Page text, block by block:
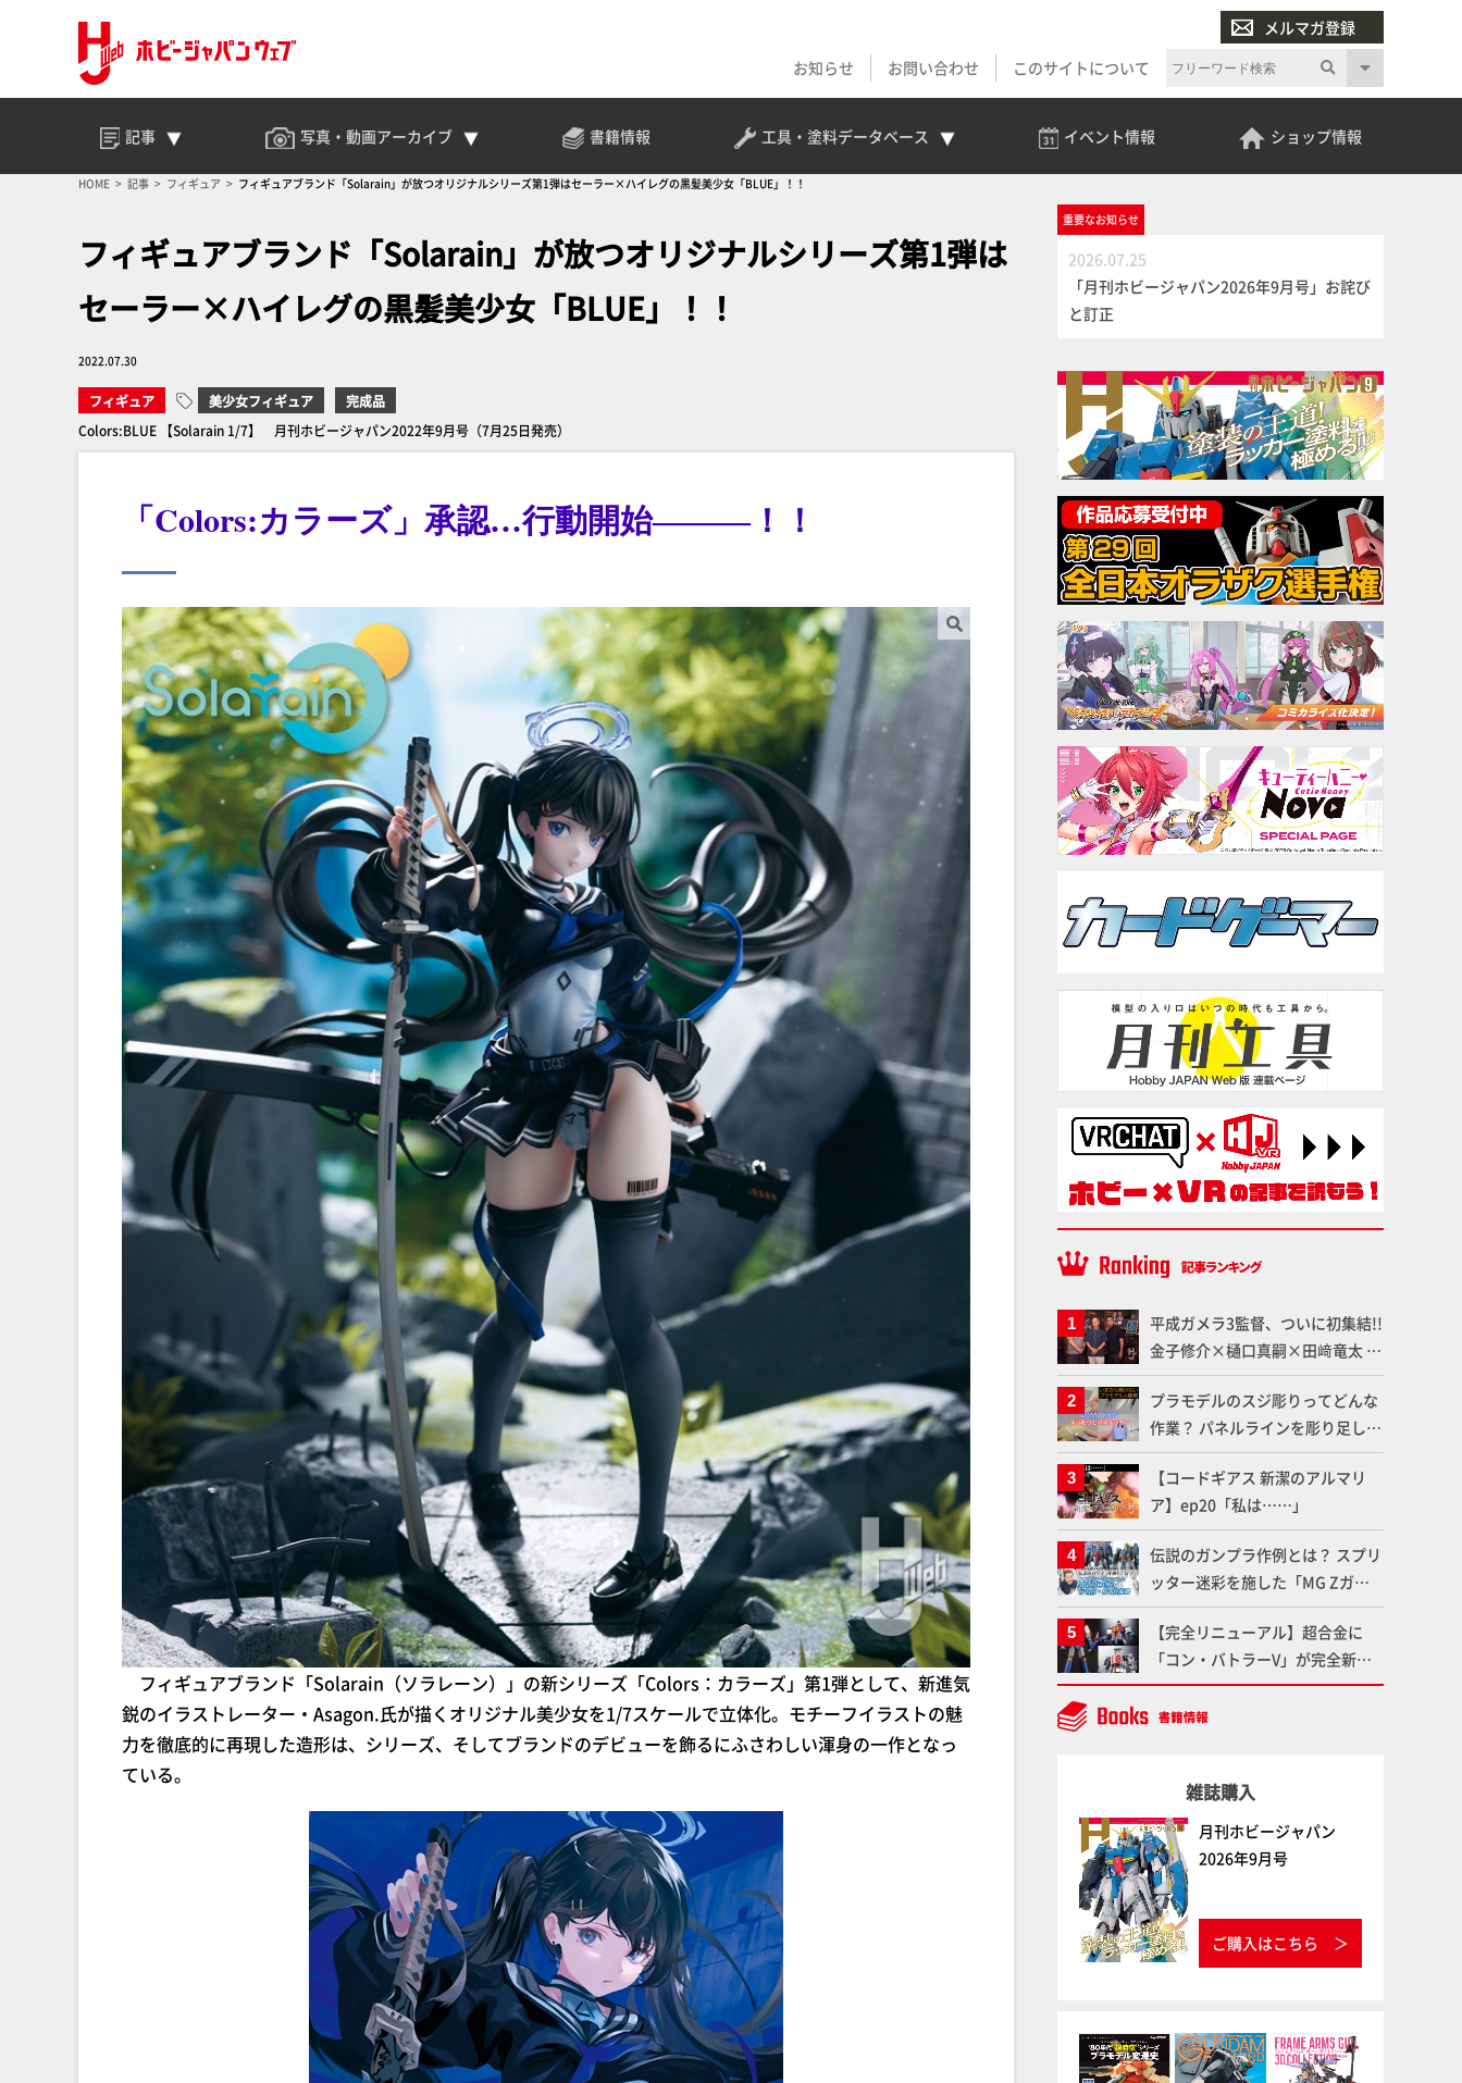
メルマガ登録
お知らせ
お問い合わせ このサイトについて
記事 写真・動画アーカイブ 書籍情報 工具・塗料データベース イベント情報 ショップ情報
HOME 記事 フィギュア フィギュアブランド「Solarain」が放つオリジナルシリーズ第1弾はセーラー×ハイレグの黒髪美少女「BLUE」！！
フィギュアブランド「Solarain」が放つオリジナルシリーズ第1弾は
セーラー×ハイレグの黒髪美少女「BLUE」！！
2022.07.30
フィギュア 美少女フィギュア
完成品
Colors:BLUE 【Solarain 1/7】 月刊ホビージャパン2022年9月号（7月25日発売）
「Colors:カラーズ」承認…行動開始―――！！
フィギュアブランド「Solarain（ソラレーン）」の新シリーズ「Colors：カラーズ」第1弾として、新進気
鋭のイラストレーター・Asagon.氏が描くオリジナル美少女を1/7スケールで立体化。モチーフイラストの魅
力を徹底的に再現した造形は、シリーズ、そしてブランドのデビューを飾るにふさわしい渾身の一作となっ
ている。
重要なお知らせ
2026.07.25
「月刊ホビージャパン2026年9月号」お詫び
と訂正
平成ガメラ3監督、ついに初集結!!
金子修介×樋口真嗣×田﨑竜太 4
体のガメラを未来へつなぐ特別鼎
談「ガメラ永久保存化プロジェク
ト FINAL」
プラモデルのスジ彫りってどんな
作業？ パネルラインを彫り足して
作品を映えさせよう！【いまさら
聞けないプラモデルの基礎：スジ
彫りとパネルライン】
【コードギアス 新潔のアルマリ
ア】ep20「私は……」
伝説のガンプラ作例とは？ スプリ
ッター迷彩を施した「MG Zガン
ダム アムロ・レイ仕様機」をMAX
渡辺がふたたび塗る!!【試し読
み】
【完全リニューアル】超合金に
「コン・バトラーV」が完全新規
造形で登場！気になる仕様を試作
品の撮り下ろしでご紹介!!さらに
雑誌購入
月刊ホビージャパン
2026年9月号
ご購入はこちら